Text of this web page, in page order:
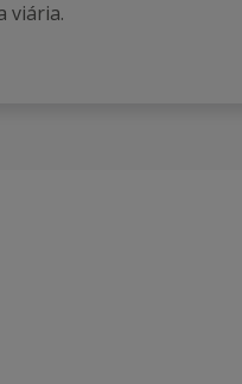
viária.